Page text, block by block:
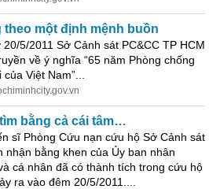
một định mệnh buồn
5/2011 Sở Cảnh sát PC&CC TP HCM
về ý nghĩa “65 năm Phòng chống
Việt Nam”...
bằng cả cái tâm…
sĩ Phòng Cứu nạn cứu hộ Sở Cảnh sát
nhận bằng khen của Ủy ban nhân
cá nhân đã có thành tích trong cứu hộ
ra vào đêm 20/5/2011....